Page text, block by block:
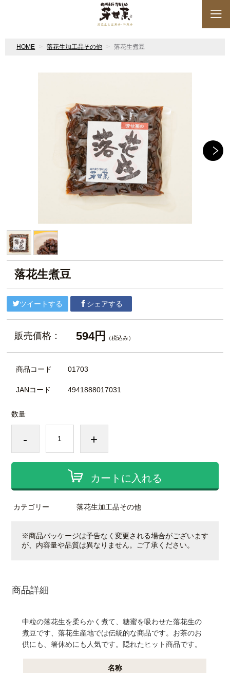
HOME 落花生加工品その他 落花生煮豆
落花生煮豆
ツイートする シェアする
販売価格： 594円 （税込み）
商品コード 01703
JANコード 4941888017031
数量
- +
カートに入れる
カテゴリー 落花生加工品その他
※商品パッケージは予告なく変更される場合がございます
が、内容量や品質は異なりません。ご了承ください。
商品詳細
中粒の落花生を柔らかく煮て、糖蜜を吸わせた落花生の
煮豆です、落花生産地では伝統的な商品です。お茶のお
供にも、箸休めにも人気です。隠れたヒット商品です。
名称